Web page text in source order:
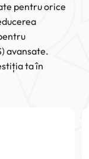
pentru orice
avansate.
ta în